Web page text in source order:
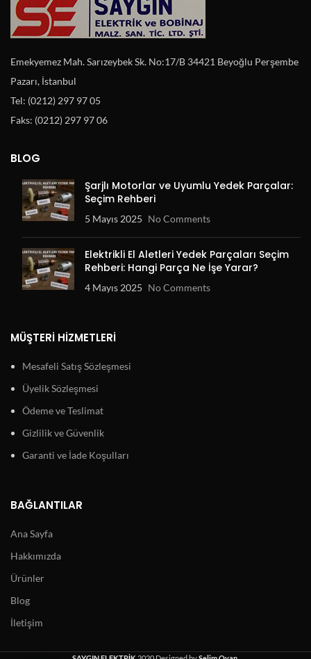
Emekyemez Mah. Sarızeybek Sk. No:17/B 34421 Beyoğlu Perşembe
Pazarı, İstanbul
Tel: (0212) 297 97 05
Faks: (0212) 297 97 06
BLOG
Şarjlı Motorlar ve Uyumlu Yedek Parçalar:
Seçim Rehberi
5 Mayıs 2025 No Comments
Elektrikli El Aletleri Yedek Parçaları Seçim
Rehberi: Hangi Parça Ne İşe Yarar?
4 Mayıs 2025 No Comments
MÜŞTERI HIZMETLERI
Mesafeli Satış Sözleşmesi
Üyelik Sözleşmesi
Ödeme ve Teslimat
Gizlilik ve Güvenlik
Garanti ve İade Koşulları
BAĞLANTILAR
Ana Sayfa
Hakkımızda
Ürünler
Blog
İletişim